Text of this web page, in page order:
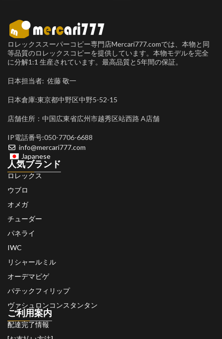
ロレックススーパーコピー専門店Mercari777.comでは、本物と同
等品質のロレックスコピーを提供しています。本物モデルを完全
に分解1:1 生産されています。最高品質と5年間の保証。
日本担当者: 佐藤 敬一
日本倉庫:東京都中野区中野5-52-15
店舗住所：中国広東省広州市越秀区站西路 A店舗
IP電話番号:050-7706-6688
info@mercari777.com
Japanese
人気ブランド
ロレックス
ウブロ
オメガ
チューダー
パネライ
IWC
リシャールミル
オーデマピゲ
パテックフィリップ
ヴァシュロンコンスタンタン
ご利用案内
配達完了情報